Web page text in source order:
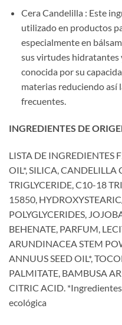
Cera Candelilla : Este
utilizado en productos
especialmente en
sus virtudes hidratantes
conocida por su
materias reduciendo así
frecuentes.
INGREDIENTES DE
LISTA DE INGREDIENTES
OIL*, SILICA, CANDELILLA
TRIGLYCERIDE, C10-18
15850,
POLYGLYCERIDES,
BEHENATE, PARFUM,
ARUNDINACEA STEM
ANNUUS SEED OIL*,
PALMITATE, BAMBUSA
CITRIC ACID.
ecológica